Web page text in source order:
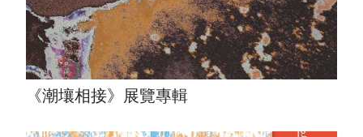
《潮壤相接》展覽專輯